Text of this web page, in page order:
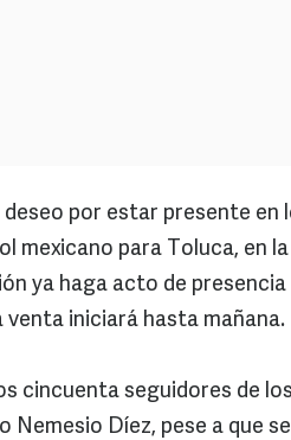
deseo por estar presente en
mexicano para Toluca, en
ya haga acto de presencia
venta iniciará hasta mañana.
cincuenta seguidores de
Nemesio Díez, pese a que